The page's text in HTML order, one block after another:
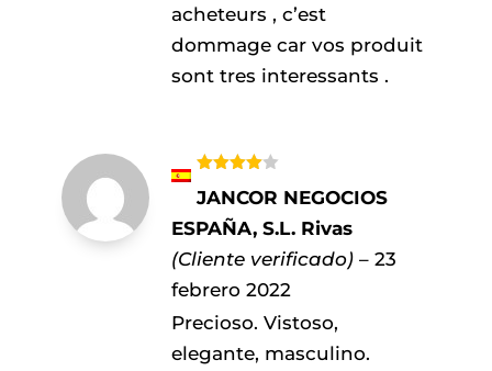
acheteurs , c’est
dommage car vos produit
sont tres interessants .
con4 de
JANCOR NEGOCIOS
ESPAÑA, S.L. Rivas
(Cliente verificado) – 23
febrero 2022
Precioso. Vistoso,
elegante, masculino.